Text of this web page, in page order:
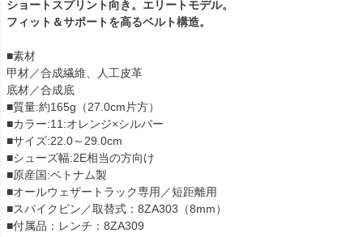
ショートスプリント向き。エリートモデル。
フィット＆サポートを高るベルト構造。
■素材
甲材／合成繊維、人工皮革
底材／合成底
■質量:約165g（27.0cm片方）
■カラー:11:オレンジ×シルバー
■サイズ:22.0～29.0cm
■シューズ幅:2E相当の方向け
■原産国:ベトナム製
■オールウェザートラック専用／短距離用
■スパイクピン／取替式：8ZA303（8mm）
■付属品：レンチ：8ZA309